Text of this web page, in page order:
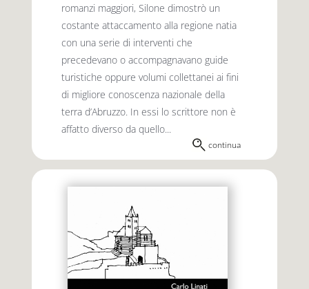
romanzi maggiori, Silone dimostrò un
costante attaccamento alla regione natia
con una serie di interventi che
precedevano o accompagnavano guide
turistiche oppure volumi collettanei ai fini
di migliore conoscenza nazionale della
terra d’Abruzzo. In essi lo scrittore non è
affatto diverso da quello...
continua